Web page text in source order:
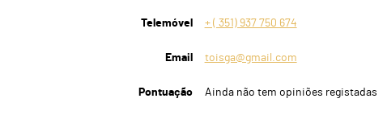
Telemóvel + ( 351) 937 750 674
Email toisga@gmail.com
Pontuação Ainda não tem opiniões registadas